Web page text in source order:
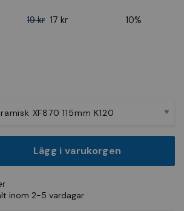
19 kr 17 kr 10%
Lägg i varukorgen
inom 2-5 vardagar